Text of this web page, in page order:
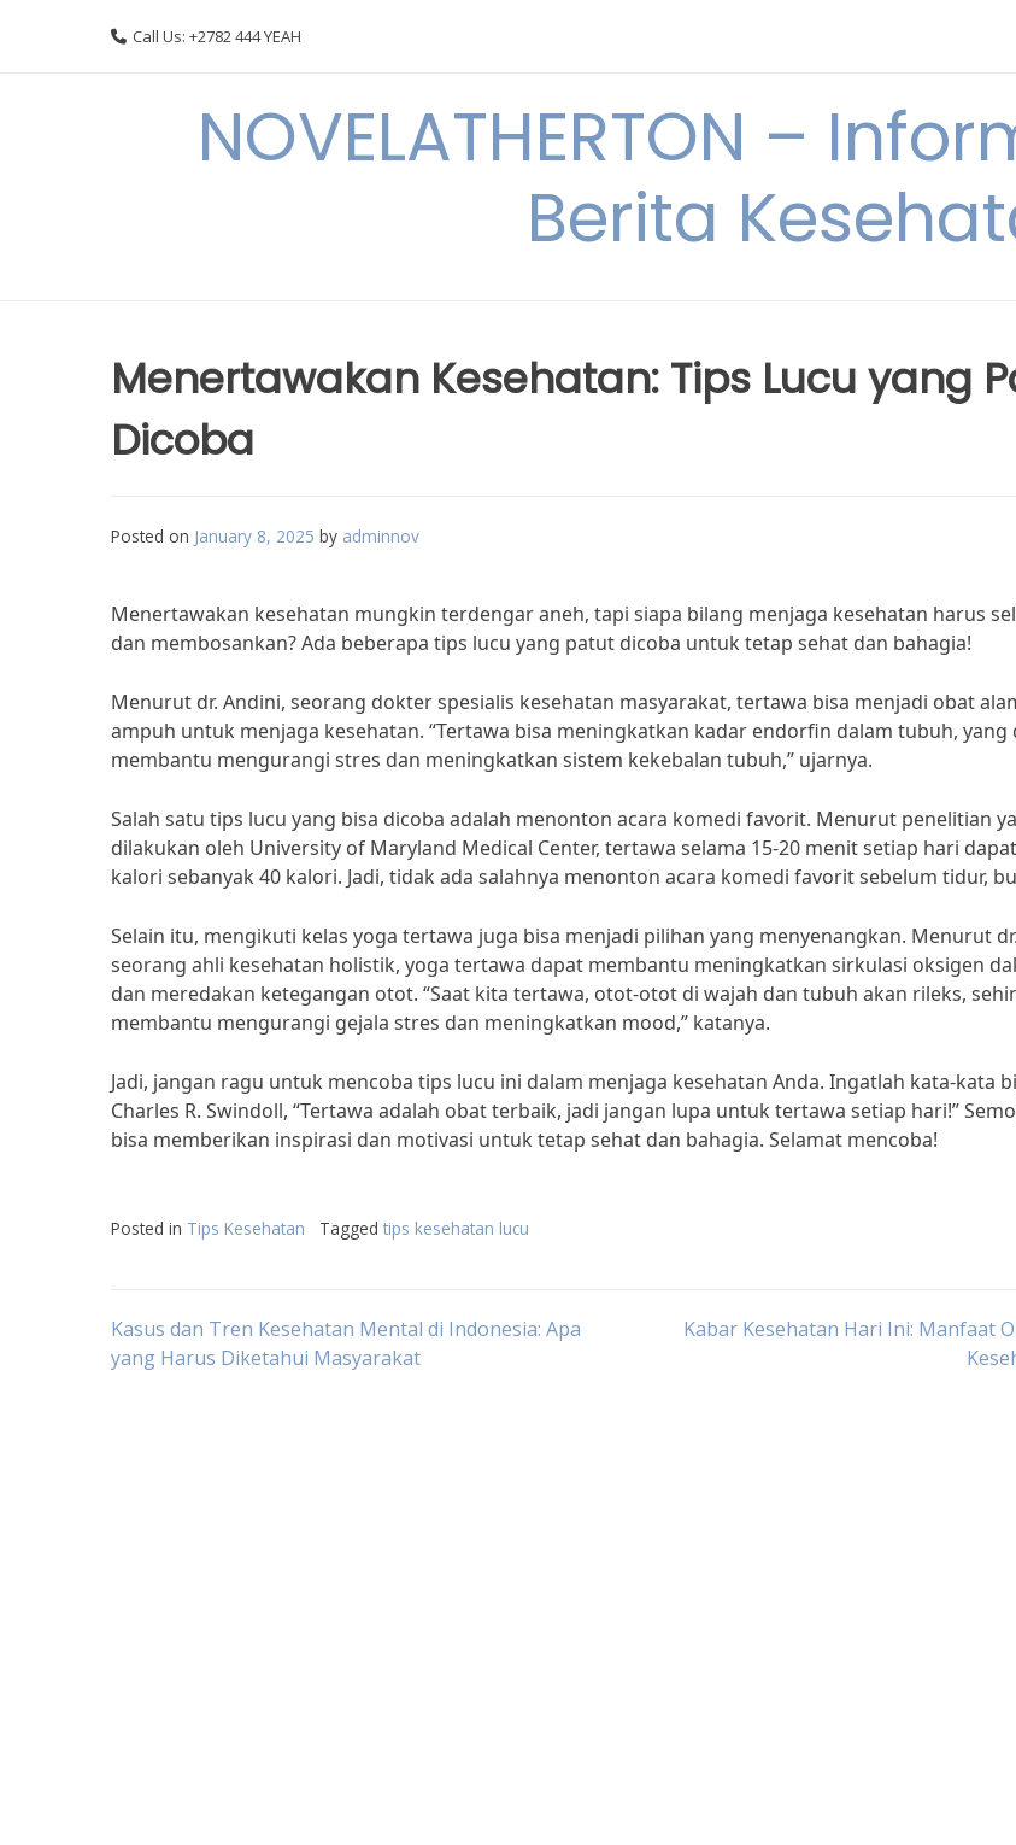
Call Us: +2782 444 YEAH
NOVELATHERTON –
Berita
Menertawakan Kesehatan: Tips Lucu yang
Dicoba
Posted on January 8, 2025 by adminnov
Menertawakan kesehatan mungkin terdengar aneh, tapi siapa bilang menjaga kesehatan harus
dan membosankan? Ada beberapa tips lucu yang patut dicoba untuk tetap sehat dan bahagia!
Menurut dr. Andini, seorang dokter spesialis kesehatan masyarakat, tertawa bisa menjadi obat
ampuh untuk menjaga kesehatan. “Tertawa bisa meningkatkan kadar endorfin dalam tubuh, yang
membantu mengurangi stres dan meningkatkan sistem kekebalan tubuh,” ujarnya.
Salah satu tips lucu yang bisa dicoba adalah menonton acara komedi favorit. Menurut penelitian
dilakukan oleh University of Maryland Medical Center, tertawa selama 15-20 menit setiap hari
kalori sebanyak 40 kalori. Jadi, tidak ada salahnya menonton acara komedi favorit sebelum tidur,
Selain itu, mengikuti kelas yoga tertawa juga bisa menjadi pilihan yang menyenangkan. Menurut
seorang ahli kesehatan holistik, yoga tertawa dapat membantu meningkatkan sirkulasi oksigen
dan meredakan ketegangan otot. “Saat kita tertawa, otot-otot di wajah dan tubuh akan rileks,
membantu mengurangi gejala stres dan meningkatkan mood,” katanya.
Jadi, jangan ragu untuk mencoba tips lucu ini dalam menjaga kesehatan Anda. Ingatlah kata-kata
Charles R. Swindoll, “Tertawa adalah obat terbaik, jadi jangan lupa untuk tertawa setiap hari!”
bisa memberikan inspirasi dan motivasi untuk tetap sehat dan bahagia. Selamat mencoba!
Posted in Tips Kesehatan Tagged tips kesehatan lucu
Post
Kasus dan Tren Kesehatan Mental di Indonesia: Apa
yang Harus Diketahui Masyarakat
Kabar Kesehatan Hari Ini: Manfaat